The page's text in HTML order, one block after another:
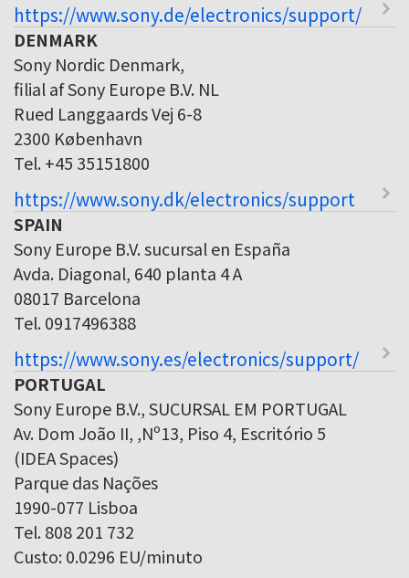
https://www.sony.de/electronics/support/
DENMARK
Sony Nordic Denmark,
filial af Sony Europe B.V. NL
Rued Langgaards Vej 6-8
2300 København
Tel. +45 35151800
https://www.sony.dk/electronics/support
SPAIN
Sony Europe B.V. sucursal en España
Avda. Diagonal, 640 planta 4 A
08017 Barcelona
Tel. 0917496388
https://www.sony.es/electronics/support/
PORTUGAL
Sony Europe B.V., SUCURSAL EM PORTUGAL
Av. Dom João II, ,Nº13, Piso 4, Escritório 5
(IDEA Spaces)
Parque das Nações
1990-077 Lisboa
Tel. 808 201 732
Custo: 0.0296 EU/minuto